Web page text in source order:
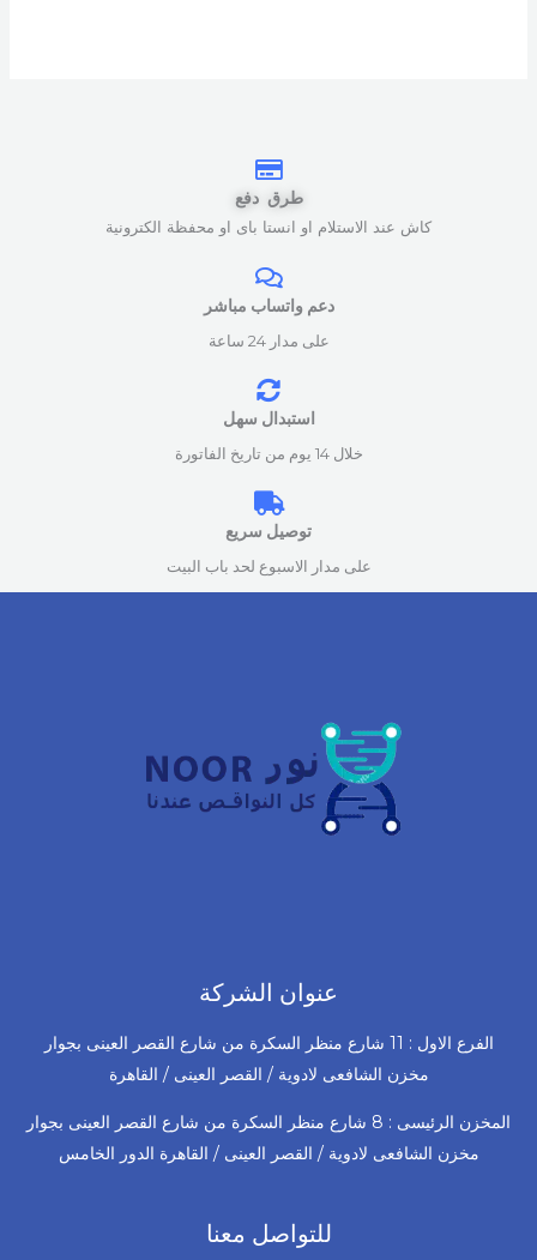
طرق دفع
كاش عند الاستلام او انستا باى او محفظة الكترونية
دعم واتساب مباشر
على مدار 24 ساعة
استبدال سهل
خلال 14 يوم من تاريخ الفاتورة
توصيل سريع
على مدار الاسبوع لحد باب البيت
عنوان الشركة
الفرع الاول : 11 شارع منظر السكرة من شارع القصر العينى بجوار
مخزن الشافعى لادوية / القصر العينى / القاهرة
المخزن الرئيسى : 8 شارع منظر السكرة من شارع القصر العينى بجوار
مخزن الشافعى لادوية / القصر العينى / القاهرة الدور الخامس
للتواصل معنا